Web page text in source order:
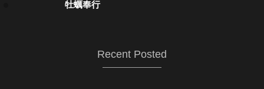
牡蠣奉行
Recent Posted